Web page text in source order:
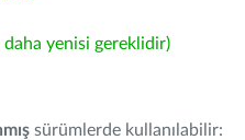
yenisi gereklidir)
sürümlerde kullanılabilir: